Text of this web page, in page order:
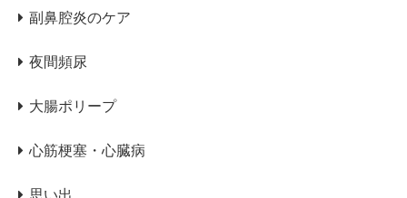
副鼻腔炎のケア
夜間頻尿
大腸ポリープ
心筋梗塞・心臓病
思い出